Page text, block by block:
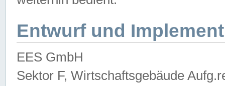
Entwurf und
EES GmbH
Sektor F, Wirtschaftsgebäude